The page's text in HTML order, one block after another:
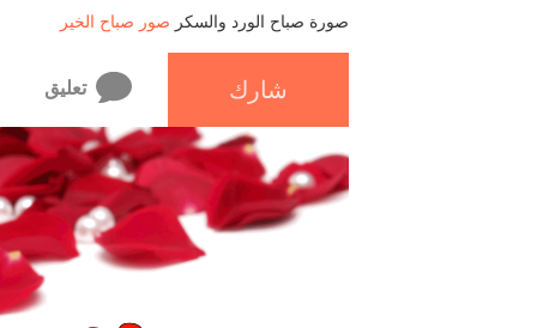
صورة صباح الورد والسكر صور صباح الخير
شارك تعليق